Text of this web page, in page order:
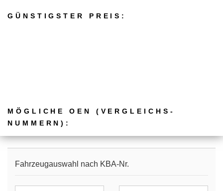
GÜNSTIGSTER PREIS:
MÖGLICHE OEN (VERGLEICHS­
NUMMERN):
Fahrzeugauswahl nach KBA-Nr.